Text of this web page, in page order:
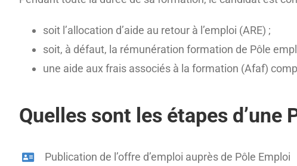
soit l’allocation d’aide au retour à l’emploi (ARE) ;
soit, à défaut, la rémunération formation de Pôle
une aide aux frais associés à la formation (Afaf)
Quelles sont les étapes d’une
Publication de l’offre d’emploi auprès de Pôle Emploi